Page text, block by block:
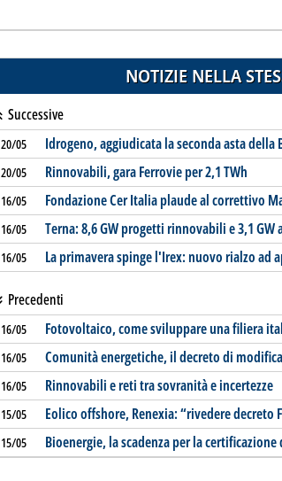
NOTIZIE NELLA
Successive
20/05 Idrogeno, aggiudicata la seconda asta della
20/05 Rinnovabili, gara Ferrovie per 2,1 TWh
16/05 Fondazione Cer Italia plaude al correttivo
16/05 Terna: 8,6 GW progetti rinnovabili e 3,1
16/05 La primavera spinge l'Irex: nuovo rialzo ad
Precedenti
16/05 Fotovoltaico, come sviluppare una filiera
16/05 Comunità energetiche, il decreto di modifica
16/05 Rinnovabili e reti tra sovranità e incertezze
15/05 Eolico offshore, Renexia: “rivedere decreto
15/05 Bioenergie, la scadenza per la